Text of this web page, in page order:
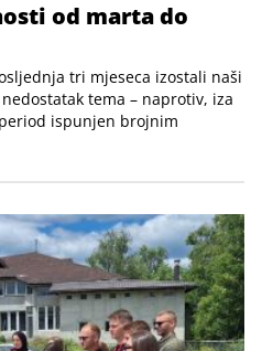
od marta do
tri mjeseca izostali naši
tema – naprotiv, iza
ispunjen brojnim